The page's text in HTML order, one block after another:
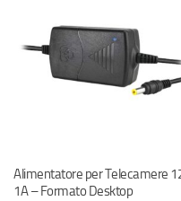
Alimentatore per Telecamere
1A – Formato Desktop